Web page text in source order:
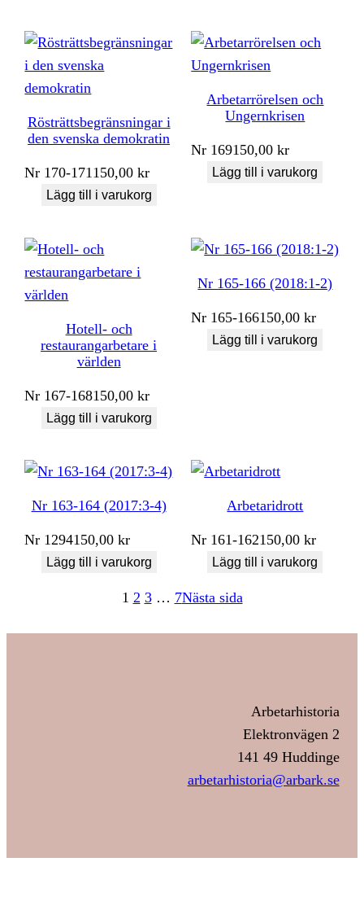
Rösträttsbegränsningar i
den svenska demokratin
Nr 170-171150,00kr
Lägg till i varukorg
Arbetarrörelsen och
Ungernkrisen
Nr 169150,00kr
Lägg till i varukorg
Hotell- och
restaurangarbetare i
världen
Nr 167-168150,00kr
Lägg till i varukorg
Nr 165-166 (2018:1-2)
Nr 165-166150,00kr
Lägg till i varukorg
Nr 163-164 (2017:3-4)
Nr 1294150,00kr
Lägg till i varukorg
Arbetaridrott
Nr 161-162150,00kr
Lägg till i varukorg
1 2 3 … 7Nästa sida
Arbetarhistoria
Elektronvägen 2
141 49 Huddinge
arbetarhistoria@arbark.se